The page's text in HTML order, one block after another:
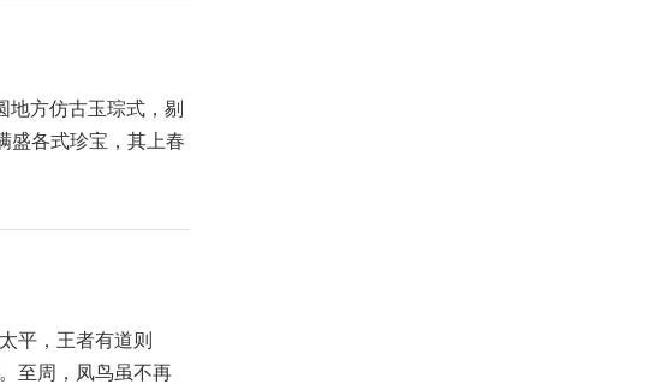
地方仿古玉琮式，剔
盛各式珍宝，其上春
平，王者有道则
至周，凤鸟虽不再